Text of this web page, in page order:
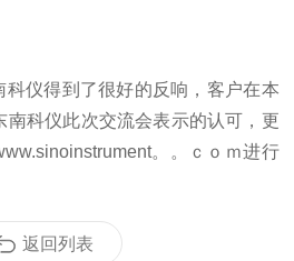
得到了很好的反响，客户在本
南科仪此次交流会表示的认可，更
。。ｃｏｍ进行
返回列表